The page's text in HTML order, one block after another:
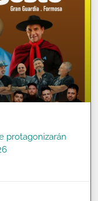
protagonizarán